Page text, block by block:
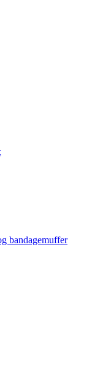
bandagemuffer